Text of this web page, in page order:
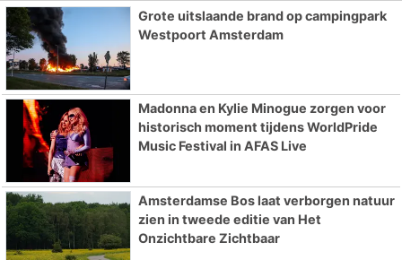
Grote uitslaande brand op campingpark
Westpoort Amsterdam
Madonna en Kylie Minogue zorgen voor
historisch moment tijdens WorldPride
Music Festival in AFAS Live
Amsterdamse Bos laat verborgen natuur
zien in tweede editie van Het
Onzichtbare Zichtbaar